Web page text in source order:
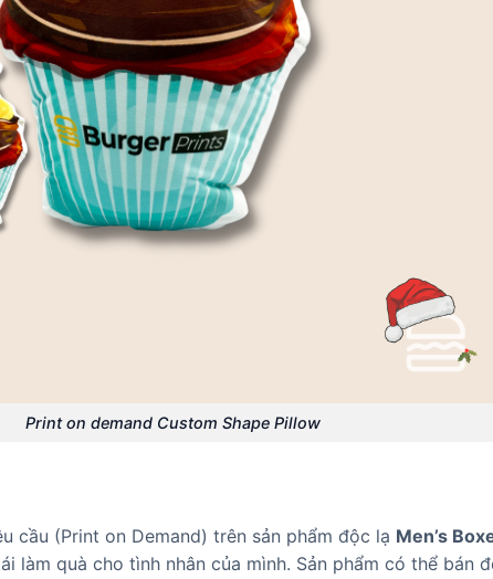
Print on demand Custom Shape Pillow
cầu (Print on Demand) trên sản phẩm độc lạ Men’s
làm quà cho tình nhân của mình. Sản phẩm có thể bán